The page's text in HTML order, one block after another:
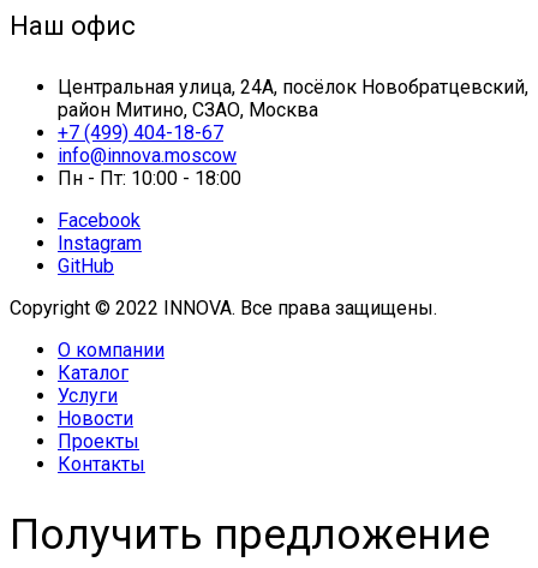
Наш офис
Центральная улица, 24А, посёлок Новобратцевский,
район Митино, СЗАО, Москва
+7 (499) 404-18-67
info@innova.moscow
Пн - Пт: 10:00 - 18:00
Facebook
Instagram
GitHub
Copyright © 2022 INNOVA. Все права защищены.
О компании
Каталог
Услуги
Новости
Проекты
Контакты
Получить предложение